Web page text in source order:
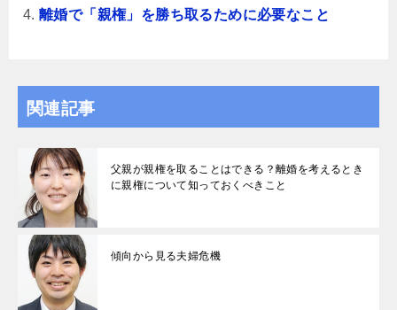
離婚で「親権」を勝ち取るために必要なこと
関連記事
父親が親権を取ることはできる？離婚を考えるとき
に親権について知っておくべきこと
傾向から見る夫婦危機